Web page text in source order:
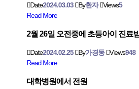
Date2024.03.03 By환자 Views5
Read More
2월 26일 오전중에 초등아이 진료
Date2024.02.25 By가경동 Views948
Read More
대학병원에서 전원